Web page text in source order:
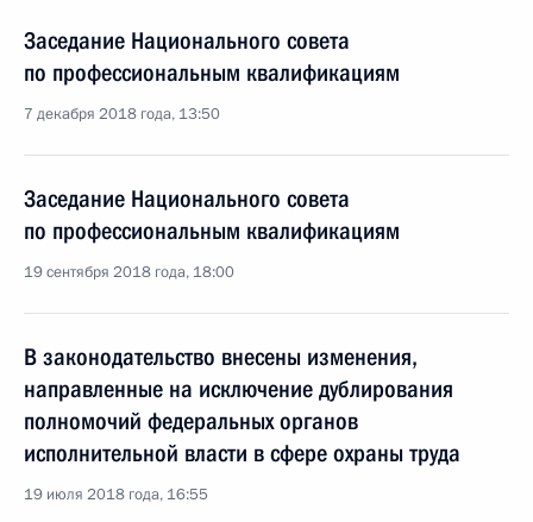
Заседание Национального совета
по профессиональным квалификациям
7 декабря 2018 года, 13:50
Заседание Национального совета
по профессиональным квалификациям
19 сентября 2018 года, 18:00
В законодательство внесены изменения,
направленные на исключение дублирования
полномочий федеральных органов
исполнительной власти в сфере охраны труда
19 июля 2018 года, 16:55